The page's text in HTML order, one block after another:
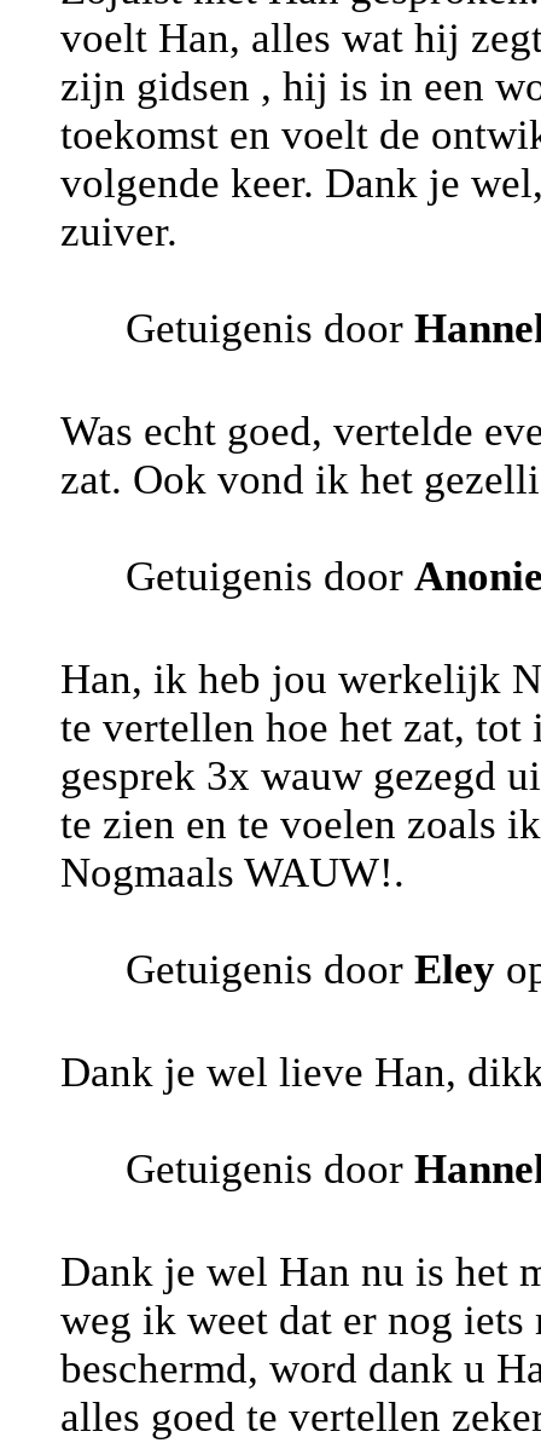
voelt Han, alles wat hij
zijn gidsen , hij is in een
toekomst en voelt de
volgende keer. Dank je
zuiver.
Getuigenis door
Was echt goed, vertelde
zat. Ook vond ik het
Getuigenis door
Han, ik heb jou werkelijk
te vertellen hoe het zat,
gesprek 3x wauw gezegd
te zien en te voelen zoals
Nogmaals WAUW!.
Getuigenis door Eley
Dank je wel lieve Han,
Getuigenis door
Dank je wel Han nu is
weg ik weet dat er nog
beschermd, word dank u
alles goed te vertellen